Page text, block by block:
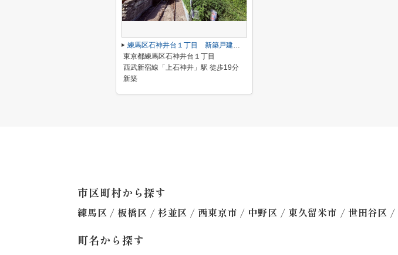
練馬区石神井台１丁目 新築戸建て A号棟
東京都練馬区石神井台１丁目
西武新宿線「上石神井」駅 徒歩19分
新築
市区町村から探す
練馬区 / 板橋区 / 杉並区 / 西東京市 / 中野区 / 東久留米市 / 世田谷区 /
町名から探す